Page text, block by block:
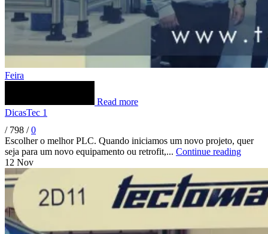
Feira
Read more
DicasTec 1
/ 798 / 0
Escolher o melhor PLC. Quando iniciamos um novo projeto, quer
seja para um novo equipamento ou retrofit,... Continue reading
12 Nov